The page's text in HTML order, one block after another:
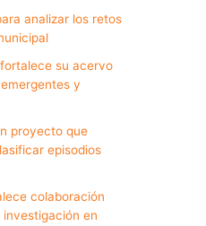
analizar los retos
su acervo
y
proyecto que
episodios
colaboración
en